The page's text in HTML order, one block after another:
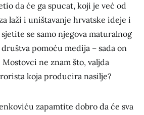
da će ga spucat, koji je već od
laži i uništavanje hrvatske ideje i
se samo njegova maturalnog
pomoću medija – sada on
ne znam što, valjda
koja producira nasilje?
zapamtite dobro da će sva